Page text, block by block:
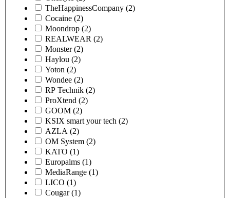
TheHappinessCompany (2)
Cocaine (2)
Moondrop (2)
REALWEAR (2)
Monster (2)
Haylou (2)
Yoton (2)
Wondee (2)
RP Technik (2)
ProXtend (2)
GOOM (2)
KSIX smart your tech (2)
AZLA (2)
OM System (2)
KATO (1)
Europalms (1)
MediaRange (1)
LICO (1)
Cougar (1)